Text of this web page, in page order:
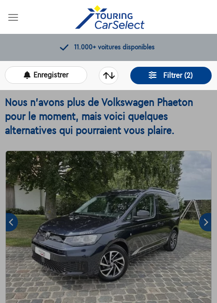
Contrôles de qualité par Touring
Filtrer (2)
Enregistrer
Nous n'avons plus de Volkswagen Phaeton
pour le moment, mais voici quelques
alternatives qui pourraient vous plaire.